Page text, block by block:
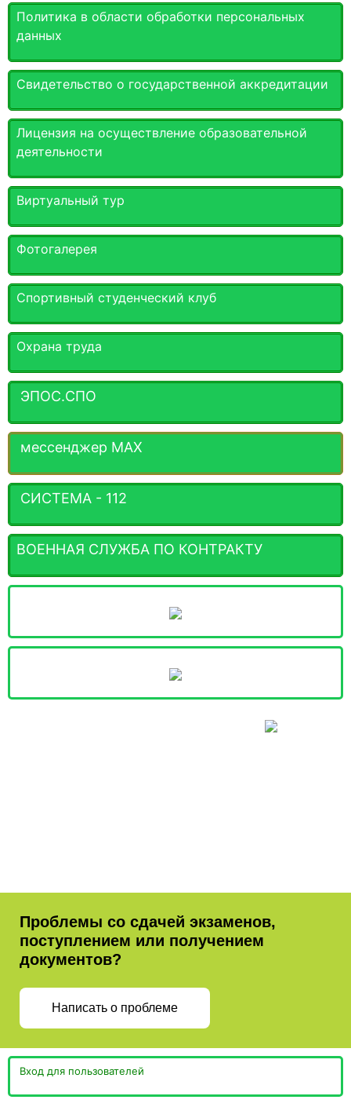
Политика в области обработки персональных
данных
Свидетельство о государственной аккредитации
Лицензия на осуществление образовательной
деятельности
Виртуальный тур
Фотогалерея
Спортивный студенческий клуб
Охрана труда
ЭПОС.СПО
мессенджер MАХ
СИСТЕМА - 112
ВОЕННАЯ СЛУЖБА ПО КОНТРАКТУ
Проблемы со сдачей экзаменов,
поступлением или получением
документов?
Написать о проблеме
Вход для пользователей